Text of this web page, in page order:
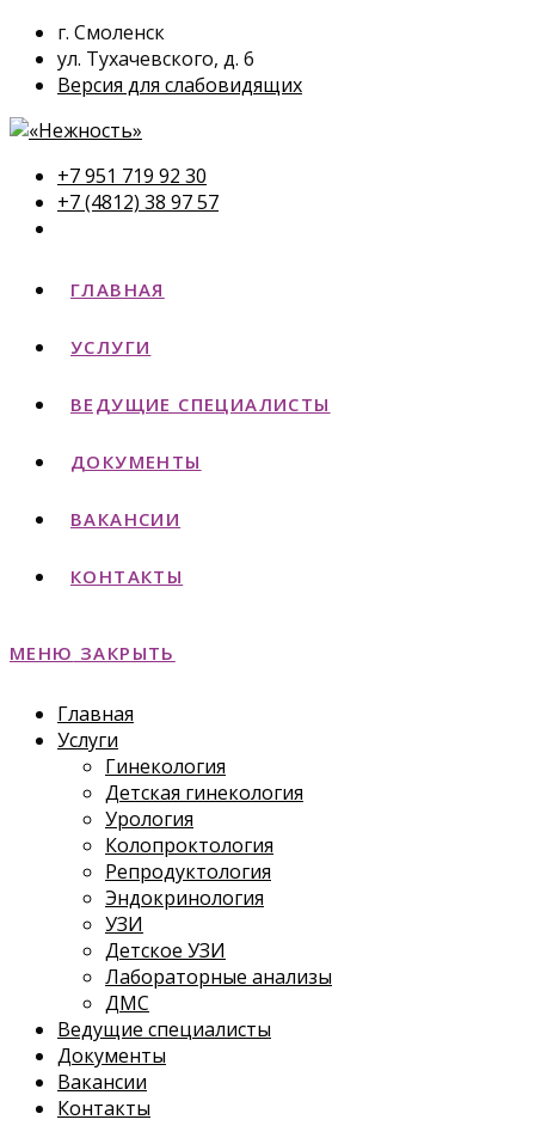
г. Смоленск
ул. Тухачевского, д. 6
Версия для слабовидящих
+7 951 719 92 30
+7 (4812) 38 97 57
ГЛАВНАЯ
УСЛУГИ
ВЕДУЩИЕ СПЕЦИАЛИСТЫ
ДОКУМЕНТЫ
ВАКАНСИИ
КОНТАКТЫ
МЕНЮ ЗАКРЫТЬ
Главная
Услуги
Гинекология
Детская гинекология
Урология
Колопроктология
Репродуктология
Эндокринология
УЗИ
Детское УЗИ
Лабораторные анализы
ДМС
Ведущие специалисты
Документы
Вакансии
Контакты